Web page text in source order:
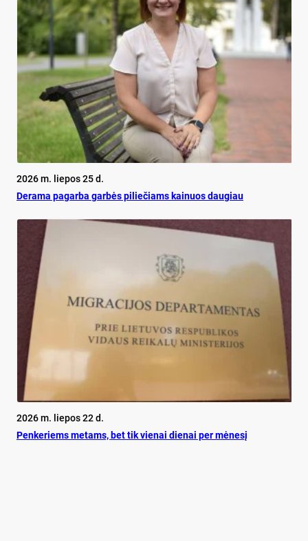
2026 m. liepos 25 d.
De­ra­ma pa­gar­ba gar­bės pi­lie­čiams kai­nuos dau­giau
2026 m. liepos 22 d.
Pen­ke­riems me­tams, bet tik vie­nai die­nai per mė­ne­sį